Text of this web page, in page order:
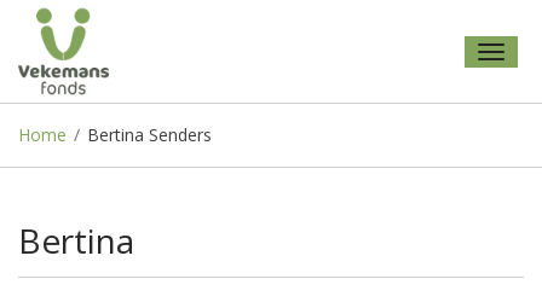
Home / Bertina Senders
Bertina